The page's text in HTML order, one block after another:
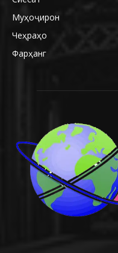
Муҳоҷирон
Чеҳраҳо
Фарҳанг